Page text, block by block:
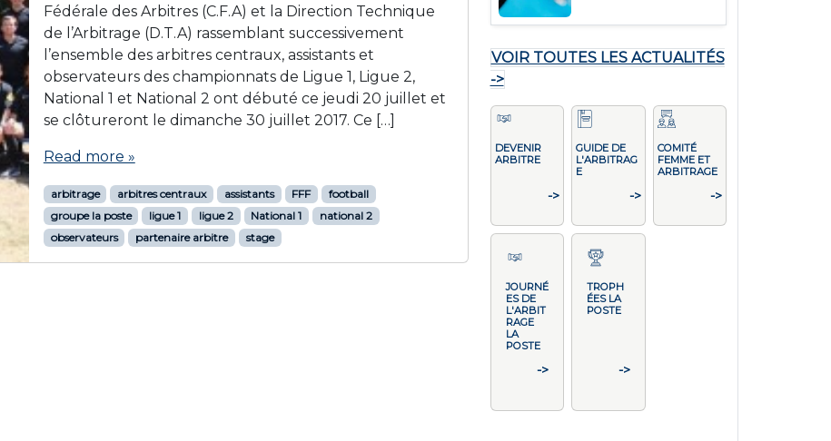
Fédérale des Arbitres (C.F.A) et la Direction Technique
de l’Arbitrage (D.T.A) rassemblant successivement
l’ensemble des arbitres centraux, assistants et
observateurs des championnats de Ligue 1, Ligue 2,
National 1 et National 2 ont débuté ce jeudi 20 juillet et
se clôtureront le dimanche 30 juillet 2017. Ce […]
Read more »
arbitrage arbitres centraux assistants FFF
football
groupe la poste
ligue 1 ligue 2 National 1
national 2
observateurs
partenaire arbitre stage
VOIR TOUTES LES ACTUALITÉS
->
DEVENIR
ARBITRE
->
GUIDE DE
L'ARBITRAG
E
->
COMITÉ
FEMME ET
ARBITRAGE
->
JOURNÉ
ES DE
L'ARBIT
RAGE
LA
POSTE
->
TROPH
ÉES LA
POSTE
->